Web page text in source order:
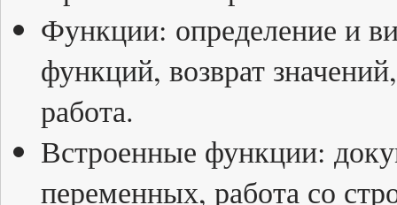
Функции: определение и
функций, возврат
работа.
Встроенные функции:
переменных, работа со